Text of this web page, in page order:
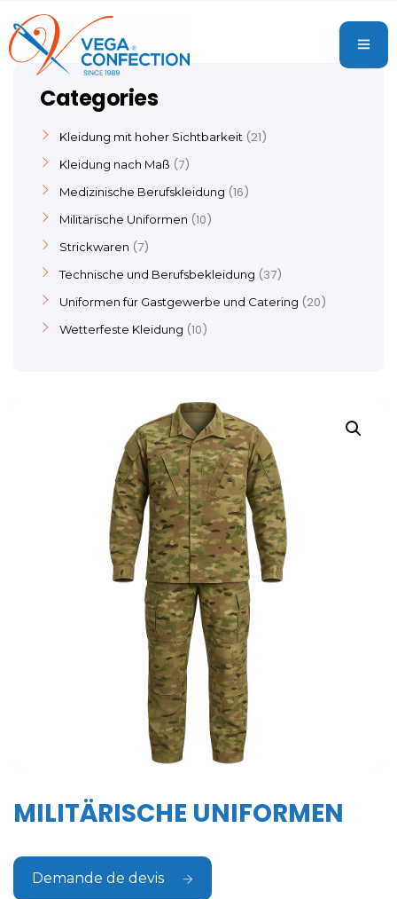
MILITÄRISCHE UNIFORMEN
Demande de devis
Categories
Kleidung mit hoher Sichtbarkeit 21
Kleidung nach Maß 7
Medizinische Berufskleidung 16
Militärische Uniformen 10
Strickwaren 7
Technische und Berufsbekleidung 37
Uniformen für Gastgewerbe und Catering 20
Wetterfeste Kleidung 10